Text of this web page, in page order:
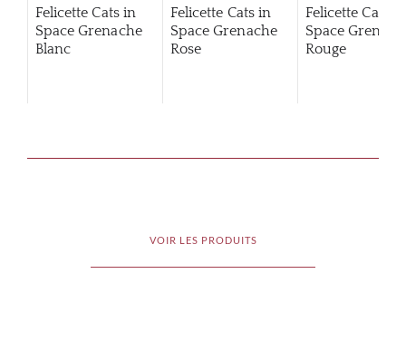
Felicette Cats in
Space Grenache
Blanc
Felicette Cats in
Space Grenache
Rose
Felicette Cats in
Space
Rouge
VOIR LES PRODUITS